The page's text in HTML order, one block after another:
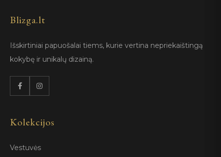
Blizga.lt
Išskirtiniai papuošalai tiems, kurie vertina nepriekaištingą
kokybę ir unikalų dizainą.
Kolekcijos
Vestuvės